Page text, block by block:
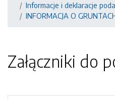
Informacje i deklaracje
INFORMACJA O
Załączniki do